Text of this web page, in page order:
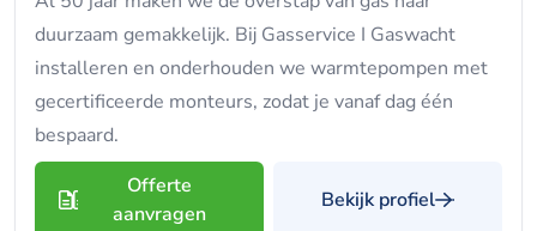
duurzaam gemakkelijk. Bij Gasservice I Gaswacht
installeren en onderhouden we warmtepompen met
gecertificeerde monteurs, zodat je vanaf dag één
bespaard.
Offerte
aanvragen
Bekijk profiel